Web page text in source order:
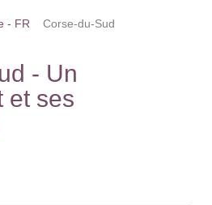
- FR Corse-du-Sud
- Un
et ses